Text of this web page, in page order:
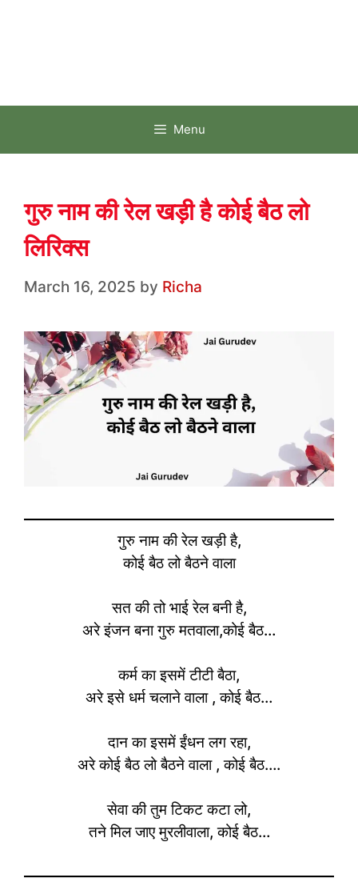
Menu
गुरु नाम की रेल खड़ी है कोई बैठ लो
लिरिक्स
March 16, 2025 by Richa
गुरु नाम की रेल खड़ी है,
कोई बैठ लो बैठने वाला
सत की तो भाई रेल बनी है,
अरे इंजन बना गुरु मतवाला,कोई बैठ…
कर्म का इसमें टीटी बैठा,
अरे इसे धर्म चलाने वाला , कोई बैठ…
दान का इसमें ईंधन लग रहा,
अरे कोई बैठ लो बैठने वाला , कोई बैठ….
सेवा की तुम टिकट कटा लो,
तने मिल जाए मुरलीवाला, कोई बैठ…